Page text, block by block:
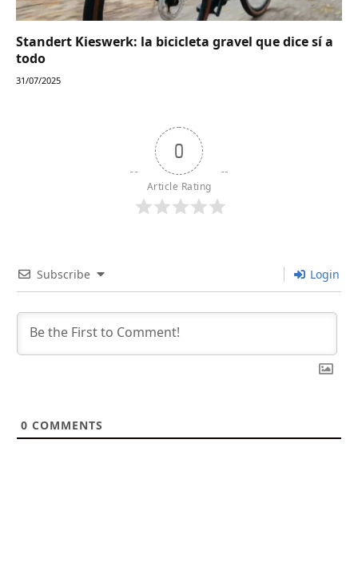
Standert Kieswerk: la bicicleta gravel que dice sí a
todo
31/07/2025
0
Article Rating
Subscribe Login
0 COMMENTS